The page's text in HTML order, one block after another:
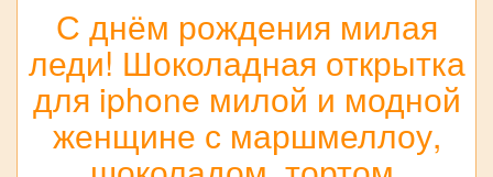
С днём рождения милая
леди! Шоколадная открытка
для iphone милой и модной
женщине с маршмеллоу,